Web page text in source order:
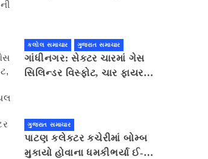
કલોલ સમાચાર ગુજરાત સમાચાર
ગાંધીનગર: સેક્ટર ચારમાં ગેસ
સિલિન્ડર વિસ્ફોટ, ચાર ફાયર
ગુજરાત સમાચાર
પાટણ કલેકટર કચેરીમાં બોમ્બ
મુકાયો હોવાના ધમકીભર્યા ઈ-